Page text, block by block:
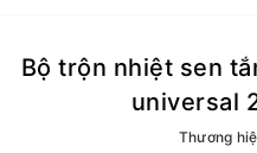
Bộ trộn nhiệt sen
universal
Thương